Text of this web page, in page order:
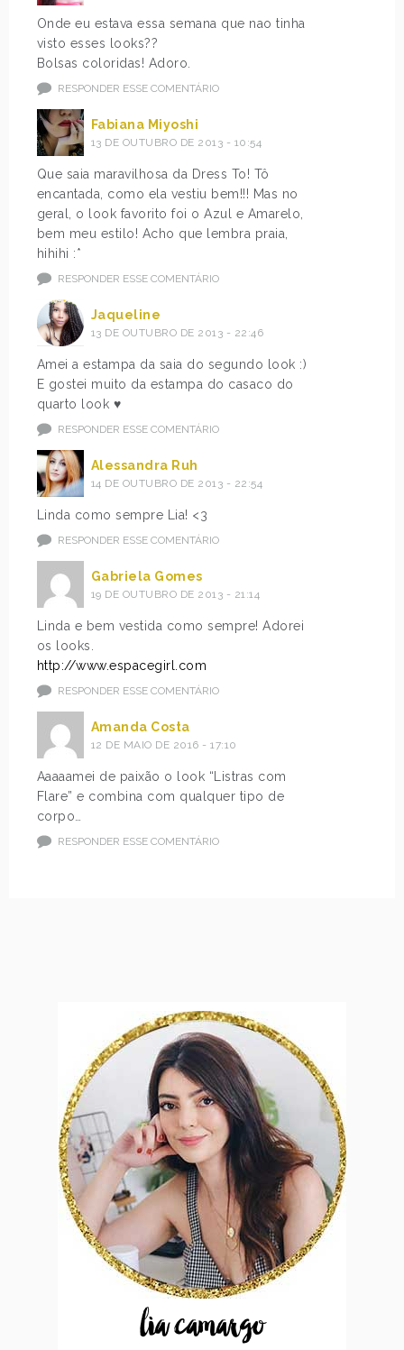
Onde eu estava essa semana que nao tinha
visto esses looks??
Bolsas coloridas! Adoro.
RESPONDER ESSE COMENTÁRIO
Fabiana Miyoshi
13 DE OUTUBRO DE 2013 - 10:54
Que saia maravilhosa da Dress To! Tô
encantada, como ela vestiu bem!!! Mas no
geral, o look favorito foi o Azul e Amarelo,
bem meu estilo! Acho que lembra praia,
hihihi :*
RESPONDER ESSE COMENTÁRIO
Jaqueline
13 DE OUTUBRO DE 2013 - 22:46
Amei a estampa da saia do segundo look :)
E gostei muito da estampa do casaco do
quarto look ♥
RESPONDER ESSE COMENTÁRIO
Alessandra Ruh
14 DE OUTUBRO DE 2013 - 22:54
Linda como sempre Lia! <3
RESPONDER ESSE COMENTÁRIO
Gabriela Gomes
19 DE OUTUBRO DE 2013 - 21:14
Linda e bem vestida como sempre! Adorei
os looks.
http://www.espacegirl.com
RESPONDER ESSE COMENTÁRIO
Amanda Costa
12 DE MAIO DE 2016 - 17:10
Aaaaamei de paixão o look “Listras com
Flare” e combina com qualquer tipo de
corpo…
RESPONDER ESSE COMENTÁRIO
lia camargo